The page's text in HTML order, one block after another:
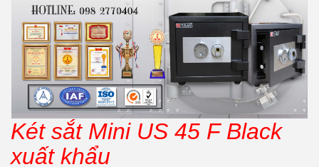
Két sắt Mini US 45 F Black
xuất khẩu